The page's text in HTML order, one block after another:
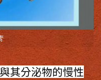
其分泌物的慢性